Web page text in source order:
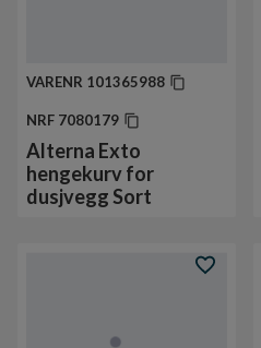
VARENR 101365988
NRF 7080179
Alterna Exto
hengekurv for
dusjvegg Sort